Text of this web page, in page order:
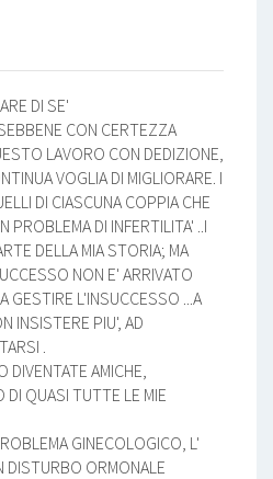
DI SE'
CON CERTEZZA
LAVORO CON DEDIZIONE,
VOGLIA DI MIGLIORARE. I
DI CIASCUNA COPPIA CHE
PROBLEMA DI INFERTILITA' ..I
DELLA MIA STORIA; MA
NON E' ARRIVATO
GESTIRE L'INSUCCESSO ...A
INSISTERE PIU', AD
.
DIVENTATE AMICHE,
DI QUASI TUTTE LE MIE
GINECOLOGICO, L'
DISTURBO ORMONALE